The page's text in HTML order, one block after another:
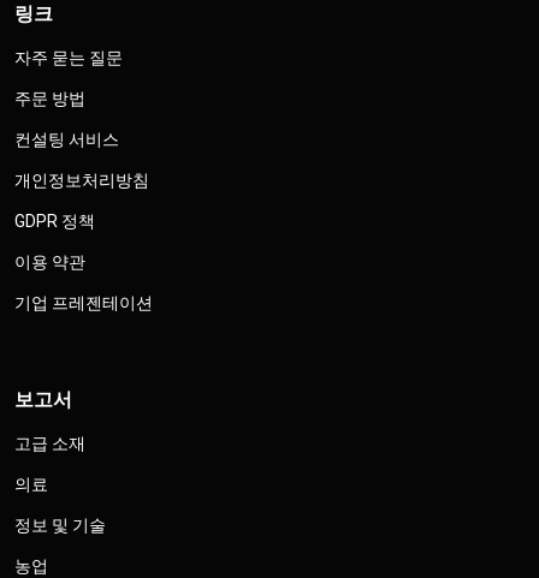
링크
자주 묻는 질문
주문 방법
컨설팅 서비스
개인정보처리방침
GDPR 정책
이용 약관
기업 프레젠테이션
보고서
고급 소재
의료
정보 및 기술
농업